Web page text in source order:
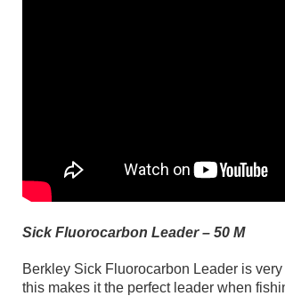
Sick Fluorocarbon Leader – 50 M
Berkley Sick Fluorocarbon Leader is
this makes it the perfect leader when